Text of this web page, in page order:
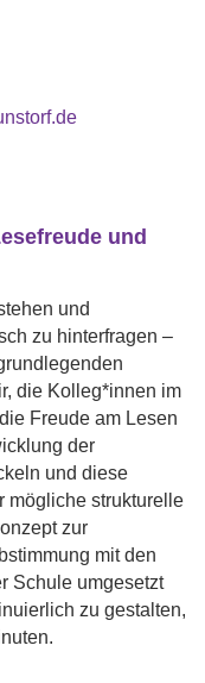
und
und
zu hinterfragen –
die Kolleg*innen im
Freude am Lesen
der
und diese
mögliche strukturelle
zur
mit den
Schule umgesetzt
zu gestalten,